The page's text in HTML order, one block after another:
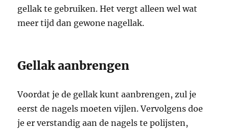
gellak te gebruiken. Het vergt alleen wel wat
meer tijd dan gewone nagellak.
Gellak aanbrengen
Voordat je de gellak kunt aanbrengen, zul je
eerst de nagels moeten vijlen. Vervolgens doe
je er verstandig aan de nagels te polijsten,